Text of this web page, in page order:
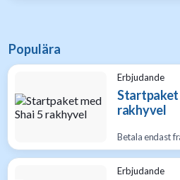
Populära
Erbjudande
Startpaket
rakhyvel
Betala endast
Erbjudande